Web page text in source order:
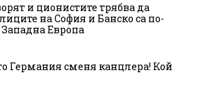
и ционистите трябва да
на София и Банско са по-
Западна Европа
Германия сменя канцлера! Кой